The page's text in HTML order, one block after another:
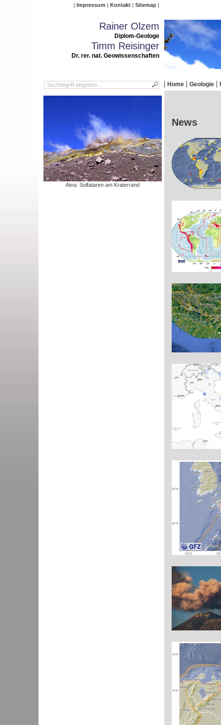
Impressum Kontakt Sitemap
Rainer Olzem
Diplom-Geologe
Timm Reisinger
Dr. rer. nat. Geowissenschaften
Home Geologie
Ätna: Solfataren am Kraterrand
News